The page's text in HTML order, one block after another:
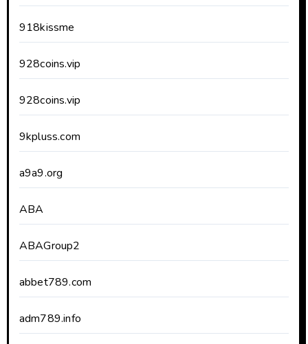
918kissme
928coins.vip
928coins.vip
9kpluss.com
a9a9.org
ABA
ABAGroup2
abbet789.com
adm789.info